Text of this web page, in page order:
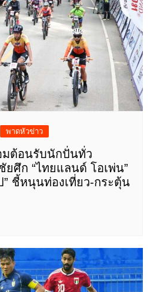
พาดหัวข่าว
มต้อนรับนักปั่นทั่ว
ยศึก “ไทยแลนด์ โอเพ่น”
ชี้หนุนท่องเที่ยว-กระตุ้น